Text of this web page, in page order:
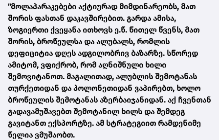
"მოლაპარაკებები აქტიურად მიმდინარეობს, მათ
შორის ფასთან დაკავშირებით. გარდა ამისა,
ზოგიერთი ქვეყანა ითხოვს ე.წ. წითელ წვენს, მათ
შორის, ბროწეულსა და ალუბალს, რომლის
დეფიციტია დღეს ადგილობრივ ბაზარზე. სწორედ
ამიტომ, ვფიქრობ, რომ აღნიშნული ხილი
შემოვიტანოთ. მაგალითად, ალუბლის შემოტანას
თურქეთიდან და პოლონეთიდან ვაპირებთ, ხოლო
ბროწეულის შემოტანას აზერბაიჯანიდან. აქ ჩვენთან
გადავამუშავებთ შემოტანილ ხილს და შემდეგ
გავიტანთ ექსპორტზე. ამ სტრატეგიით რამდენიმე
წელია ვმუშაობთ.